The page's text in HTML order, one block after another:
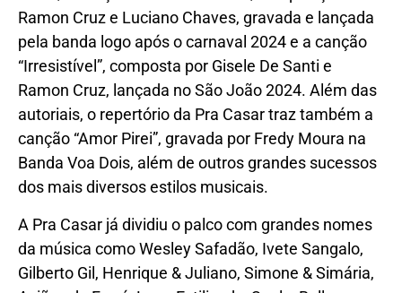
Ramon Cruz e Luciano Chaves, gravada e lançada
pela banda logo após o carnaval 2024 e a canção
“Irresistível”, composta por Gisele De Santi e
Ramon Cruz, lançada no São João 2024. Além das
autoriais, o repertório da Pra Casar traz também a
canção “Amor Pirei”, gravada por Fredy Moura na
Banda Voa Dois, além de outros grandes sucessos
dos mais diversos estilos musicais.
A Pra Casar já dividiu o palco com grandes nomes
da música como Wesley Safadão, Ivete Sangalo,
Gilberto Gil, Henrique & Juliano, Simone & Simária,